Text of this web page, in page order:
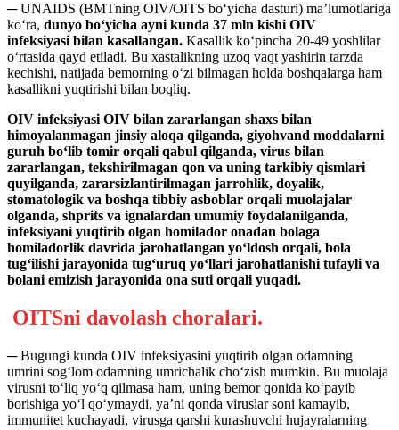
─ UNAIDS (BMTning OIV/OITS bo‘yicha dasturi) ma’lumotlariga
ko‘ra, dunyo bo‘yicha ayni kunda 37 mln kishi OIV
infeksiyasi bilan kasallangan. Kasallik ko‘pincha 20-49 yoshlilar
o‘rtasida qayd etiladi. Bu xastalikning uzoq vaqt yashirin tarzda
kechishi, natijada bemorning o‘zi bilmagan holda boshqalarga ham
kasallikni yuqtirishi bilan boqliq.
OIV infeksiyasi OIV bilan zararlangan shaxs bilan
himoyalanmagan jinsiy aloqa qilganda, giyohvand moddalarni
guruh bo‘lib tomir orqali qabul qilganda, virus bilan
zararlangan, tekshirilmagan qon va uning tarkibiy qismlari
quyilganda, zararsizlantirilmagan jarrohlik, doyalik,
stomatologik va boshqa tibbiy asboblar orqali muolajalar
olganda, shprits va ignalardan umumiy foydalanilganda,
infeksiyani yuqtirib olgan homilador onadan bolaga
homiladorlik davrida jarohatlangan yo‘ldosh orqali, bola
tug‘ilishi jarayonida tug‘uruq yo‘llari jarohatlanishi tufayli va
bolani emizish jarayonida ona suti orqali yuqadi.
OITSni davolash choralari.
─ Bugungi kunda OIV infeksiyasini yuqtirib olgan odamning
umrini sog‘lom odamning umrichalik cho‘zish mumkin. Bu muolaja
virusni to‘liq yo‘q qilmasa ham, uning bemor qonida ko‘payib
borishiga yo‘l qo‘ymaydi, ya’ni qonda viruslar soni kamayib,
immunitet kuchayadi, virusga qarshi kurashuvchi hujayralarning